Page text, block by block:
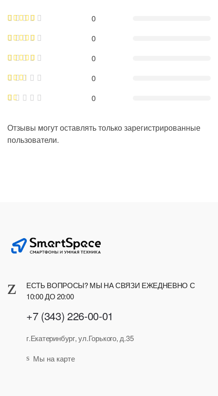
0
0
0
0
0
Отзывы могут оставлять только зарегистрированные
пользователи.
ЕСТЬ ВОПРОСЫ? МЫ НА СВЯЗИ ЕЖЕДНЕВНО С
10:00 ДО 20:00
+7 (343) 226-00-01
г.Екатеринбург, ул.Горького, д.35
Мы на карте